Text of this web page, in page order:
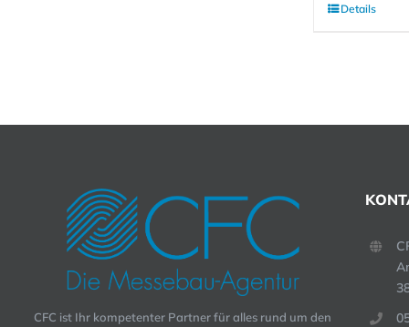
Details
CFC ist Ihr kompetenter Partner für alles rund um den